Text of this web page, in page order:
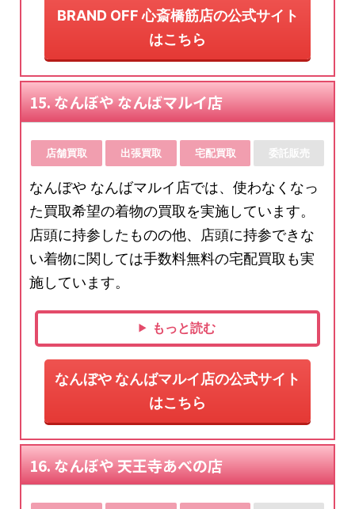
BRAND OFF 心斎橋筋店の公式サイト
はこちら
15. なんぼや なんばマルイ店
店舗買取 出張買取 宅配買取 委託販売
なんぼや なんばマルイ店では、使わなくなっ
た買取希望の着物の買取を実施しています。
店頭に持参したものの他、店頭に持参できな
い着物に関しては手数料無料の宅配買取も実
施しています。
もっと読む
なんぼや なんばマルイ店の公式サイト
はこちら
16. なんぼや 天王寺あべの店